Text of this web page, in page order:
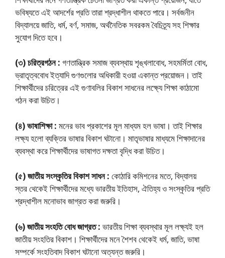
ভবিষ্যতে এই আদর্শের প্রতি তারা শ্রদ্ধাশীল থাকতে পারে। সর্বজনীন
বিদ্যালয়ে জাতি, ধর্ম, বর্ণ, সমাজ, অর্থনৈতিক সবরকম বৈচিত্র্য সহ শিক্ষার
সুযোগ দিতে হবে।
(৩) চরিত্রগঠন : গণতান্ত্রিক সমাজ ব্যবস্থায় শৃঙ্খলাবোধ, সহমর্মিতা বোধ,
ভ্রাতৃত্ববোধ ইত্যাদি গুণগুলোর অধিকারী হওয়া একান্ত প্রয়োজন। তাই
শিক্ষার্থীদের চরিত্রের এই গুণাবলির বিকাশ সাধনের লক্ষ্যে শিক্ষা কাঠামো
গঠন করা উচিত।
(৪) ভাষাশিক্ষা : মনের ভাব প্রকাশের মূল মাধ্যম হল ভাষা। তাই শিক্ষার
লক্ষ্য হলো ব্যক্তির ভাষার বিকাশ ঘটানো। মাতৃভাষার মাধ্যমে শিক্ষাদানের
ব্যবস্থা করে শিক্ষার্থীদের ভাষাগত দক্ষতা বৃদ্ধি করা উচিত।
(৫) জাতীয় সংস্কৃতির বিকাশ সাধন : কোঠারি কমিশনের মতে, বিদ্যালয়
স্তর থেকেই শিক্ষার্থীদের মধ্যে ভারতীয় ইতিহাস, ঐতিহ্য ও সংস্কৃতির প্রতি
শ্রদ্ধাশীল মনোভাব জাগ্রত করা জরুরি।
(৬) জাতীয় সংহতি বোধ জাগ্রত : ভারতীয় শিক্ষা ব্যবস্থার মূল লক্ষ্যই হল
জাতীয় সংহতির বিকাশ। শিক্ষার্থীদের মনে শৈশব থেকেই ধর্ম, জাতি, ভাষা
সম্পর্কে সংহতিবাদ বিকাশ ঘটানো অত্যন্ত জরুরি।